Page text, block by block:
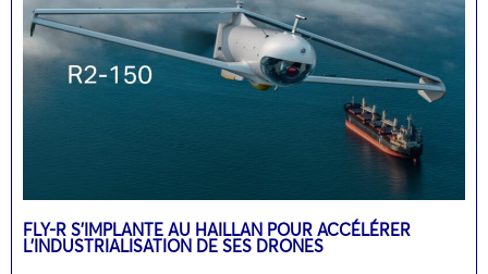
FLY-R S’IMPLANTE AU HAILLAN POUR ACCÉLÉRER
L’INDUSTRIALISATION DE SES DRONES